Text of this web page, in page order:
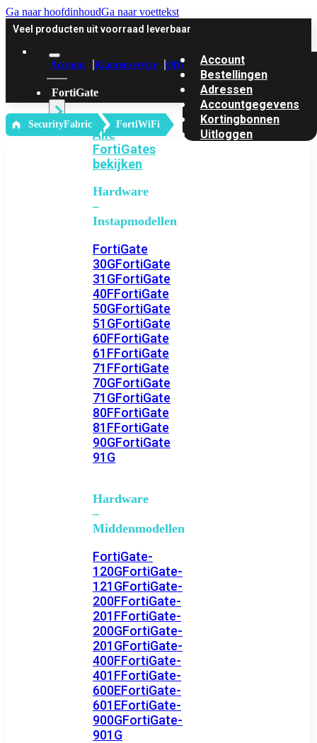
Ga naar hoofdinhoudGa naar voettekst
Veel producten uit voorraad leverbaar
Account Klantenservice Offerte
FortiGate
Alle
FortiGates
bekijken
Hardware
–
Instapmodellen
FortiGate
30GFortiGate
31GFortiGate
40FFortiGate
50GFortiGate
51GFortiGate
60FFortiGate
61FFortiGate
71FFortiGate
70GFortiGate
71GFortiGate
80FFortiGate
81FFortiGate
90GFortiGate
91G
Hardware
–
Middenmodellen
FortiGate-
120GFortiGate-
121GFortiGate-
200FFortiGate-
201FFortiGate-
200GFortiGate-
201GFortiGate-
400FFortiGate-
401FFortiGate-
600EFortiGate-
601EFortiGate-
900GFortiGate-
901G
Account
Bestellingen
Adressen
Accountgegevens
Kortingbonnen
Uitloggen
‎ SecurityFabric FortiWiFi